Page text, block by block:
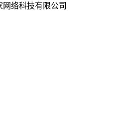
网络科技有限公司